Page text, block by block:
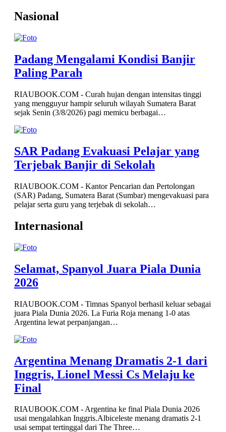
Nasional
Padang Mengalami Kondisi Banjir
Paling Parah
RIAUBOOK.COM - Curah hujan dengan intensitas tinggi
yang mengguyur hampir seluruh wilayah Sumatera Barat
sejak Senin (3/8/2026) pagi memicu berbagai…
SAR Padang Evakuasi Pelajar yang
Terjebak Banjir di Sekolah
RIAUBOOK.COM - Kantor Pencarian dan Pertolongan
(SAR) Padang, Sumatera Barat (Sumbar) mengevakuasi para
pelajar serta guru yang terjebak di sekolah…
Internasional
Selamat, Spanyol Juara Piala Dunia
2026
RIAUBOOK.COM - Timnas Spanyol berhasil keluar sebagai
juara Piala Dunia 2026. La Furia Roja menang 1-0 atas
Argentina lewat perpanjangan…
Argentina Menang Dramatis 2-1 dari
Inggris, Lionel Messi Cs Melaju ke
Final
RIAUBOOK.COM - Argentina ke final Piala Dunia 2026
usai mengalahkan Inggris.Albiceleste menang dramatis 2-1
usai sempat tertinggal dari The Three…